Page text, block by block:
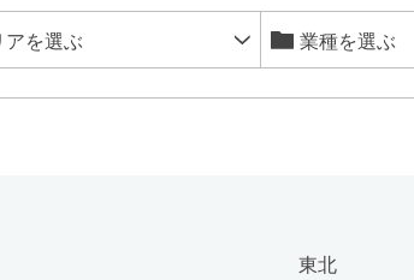
東北